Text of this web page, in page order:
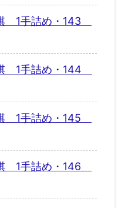
1手詰め・143
1手詰め・144
1手詰め・145
1手詰め・146